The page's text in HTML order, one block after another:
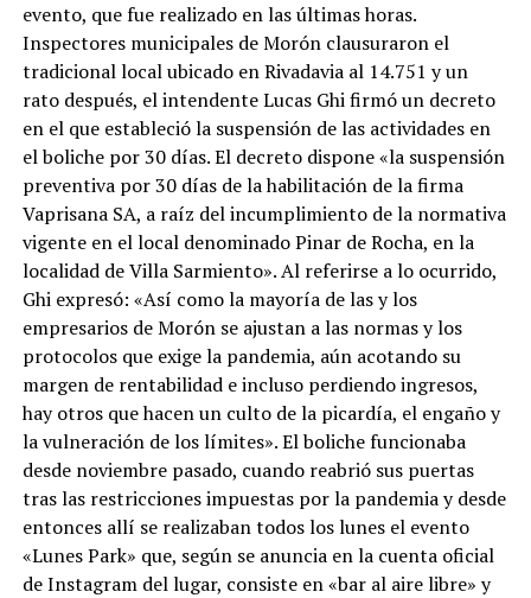
evento, que fue realizado en las últimas horas.
Inspectores municipales de Morón clausuraron el
tradicional local ubicado en Rivadavia al 14.751 y un
rato después, el intendente Lucas Ghi firmó un decreto
en el que estableció la suspensión de las actividades en
el boliche por 30 días. El decreto dispone «la suspensión
preventiva por 30 días de la habilitación de la firma
Vaprisana SA, a raíz del incumplimiento de la normativa
vigente en el local denominado Pinar de Rocha, en la
localidad de Villa Sarmiento». Al referirse a lo ocurrido,
Ghi expresó: «Así como la mayoría de las y los
empresarios de Morón se ajustan a las normas y los
protocolos que exige la pandemia, aún acotando su
margen de rentabilidad e incluso perdiendo ingresos,
hay otros que hacen un culto de la picardía, el engaño y
la vulneración de los límites». El boliche funcionaba
desde noviembre pasado, cuando reabrió sus puertas
tras las restricciones impuestas por la pandemia y desde
entonces allí se realizaban todos los lunes el evento
«Lunes Park» que, según se anuncia en la cuenta oficial
de Instagram del lugar, consiste en «bar al aire libre» y